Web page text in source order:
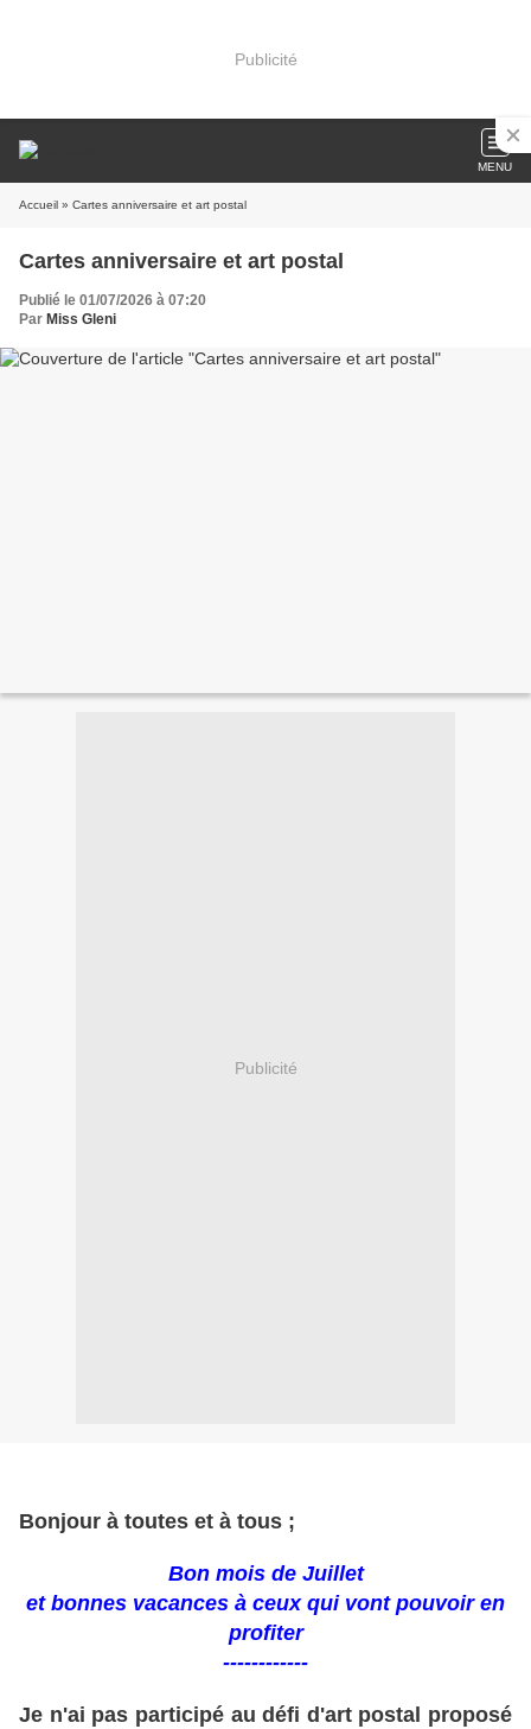
Publicité
MENU
Accueil » Cartes anniversaire et art postal
Cartes anniversaire et art postal
Publié le 01/07/2026 à 07:20
Par Miss Gleni
Publicité
Bonjour à toutes et à tous ;
Bon mois de Juillet
et bonnes vacances à ceux qui vont pouvoir en
profiter
------------
Je n'ai pas participé au défi d'art postal proposé